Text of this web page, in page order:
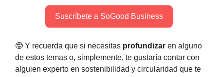
Suscríbete a SoGood Business
🤓 Y recuerda que si necesitas profundizar en alguno
de estos temas o, simplemente, te gustaría contar con
alguien experto en sostenibilidad y circularidad que te